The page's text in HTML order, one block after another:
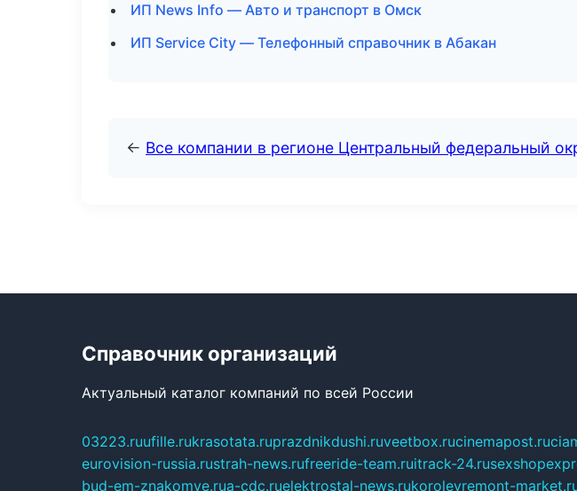
ИП News Info — Авто и транспорт в Омск
ИП Service City — Телефонный справочник в Абакан
← Все компании в регионе Центральный федеральный
Справочник организаций
Актуальный каталог компаний по всей России
03223.ruufille.rukrasotata.ruprazdnikdushi.ruveetbox.rucinemapost.ru
eurovision-russia.rustrah-news.rufreeride-team.ruitrack-24.ru
bud-em-znakomye.rua-cdc.ruelektrostal-news.rukorolevremont-